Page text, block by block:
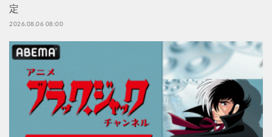
定
2026.08.06 08:00